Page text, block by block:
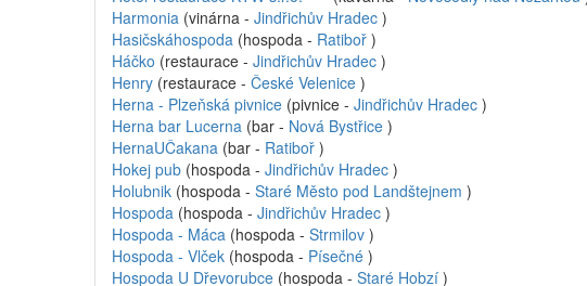
Harmonia (vinárna - Jindřichův Hradec )
Hasičskáhospoda (hospoda - Ratiboř )
Háčko (restaurace - Jindřichův Hradec )
Henry (restaurace - České Velenice )
Herna - Plzeňská pivnice (pivnice - Jindřichův Hradec )
Herna bar Lucerna (bar - Nová Bystřice )
HernaUČakana (bar - Ratiboř )
Hokej pub (hospoda - Jindřichův Hradec )
Holubnik (hospoda - Staré Město pod Landštejnem )
Hospoda (hospoda - Jindřichův Hradec )
Hospoda - Máca (hospoda - Strmilov )
Hospoda - Vlček (hospoda - Písečné )
Hospoda U Dřevorubce (hospoda - Staré Hobzí )